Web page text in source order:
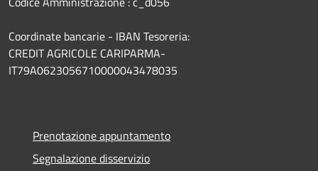
Coordinate bancarie - IBAN Tesoreria:
CREDIT AGRICOLE CARIPARMA-
IT79A0623056710000043478035
Prenotazione appuntamento
Segnalazione disservizio